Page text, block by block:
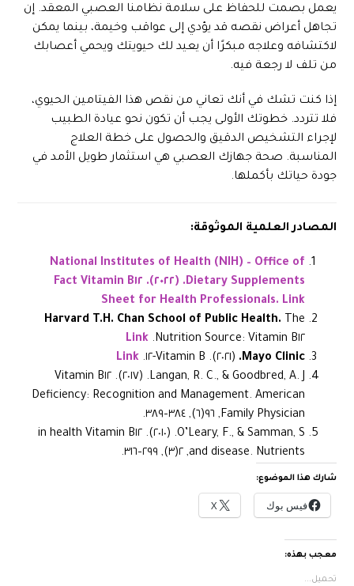
يعمل بصمت للحفاظ على سلامة نظامنا العصبي المعقد. إن
تجاهل أعراض نقصه قد يؤدي إلى عواقب وخيمة، بينما يمكن
لاكتشافه وعلاجه مبكرًا أن يعيد لك حيويتك ويحمي أعصابك
من تلف لا رجعة فيه.
إذا كنت تشك في أنك تعاني من نقص هذا الفيتامين الحيوي،
فلا تتردد. خطوتك الأولى يجب أن تكون نحو عيادة الطبيب
لإجراء التشخيص الدقيق والحصول على خطة العلاج
المناسبة. صحة جهازك العصبي هي استثمار طويل الأمد في
جودة حياتك بأكملها.
المصادر العلمية الموثوقة:
National Institutes of Health (NIH) – Office of
Dietary Supplements.
(٢٠٢٢).
Vitamin B١٢ Fact
Sheet for Health Professionals. Link
Harvard T.H. Chan School of Public Health. The
Nutrition Source: Vitamin B١٢. Link
Mayo Clinic.
(٢٠٢١). Vitamin B-١٢.
Link
Langan, R. C., & Goodbred, A. J. (٢٠١٧). Vitamin B١٢
Deficiency: Recognition and Management. American
Family Physician, ٩٦(٦), ٣٨٤–٣٨٩.
O’Leary, F., & Samman, S. (٢٠١٠). Vitamin B١٢ in health
and disease. Nutrients , ٢(٣), ٢٩٩–٣١٦.
شارك هذا الموضوع:
فيس بوك X
معجب بهذه:
تحميل...